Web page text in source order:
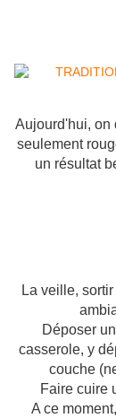
Aujourd'hui, on
seulement
un résultat
La veille,
Déposer
casserole, y
couche
Faire cuire
A ce